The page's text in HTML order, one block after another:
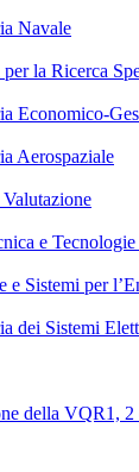
Navale
per la Ricerca
Economico-
Aerospaziale
e
e Sistemi per
dei Sistemi
della VQR1, 2